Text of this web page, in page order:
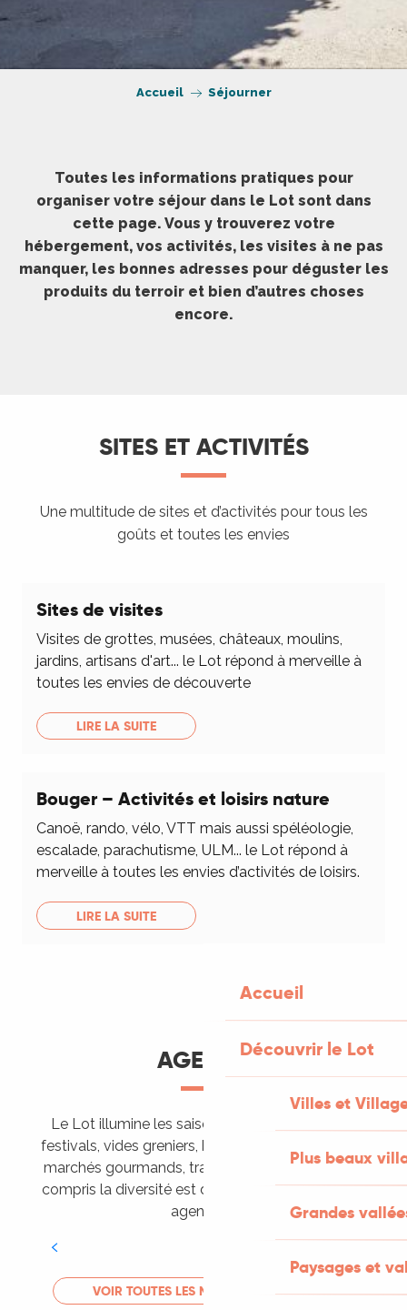
Accueil
Découvrir le Lot
Villes et
Plus beaux
Grandes
Paysages et
Accueil Séjourner
Toutes les informations pratiques pour
organiser votre séjour dans le Lot sont dans
cette page. Vous y trouverez votre
hébergement, vos activités, les visites à ne pas
manquer, les bonnes adresses pour déguster les
produits du terroir et bien d’autres choses
encore.
SITES ET ACTIVITÉS
Une multitude de sites et d’activités pour tous les
goûts et toutes les envies
Sites de visites
Visites de grottes, musées, châteaux, moulins,
jardins, artisans d'art... le Lot répond à merveille à
toutes les envies de découverte
LIRE LA SUITE
Bouger – Activités et loisirs nature
Canoë, rando, vélo, VTT mais aussi spéléologie,
escalade, parachutisme, ULM... le Lot répond à
merveille à toutes les envies d’activités de loisirs.
LIRE LA SUITE
AGENDA
Le Lot illumine les saisons de ses animations :
festivals, vides greniers, brocantes, fêtes votives,
marchés gourmands, trails sportifs… Vous l’aurez
compris la diversité est de mise, alors tous à vos
agendas !
LIRE LA SUITE
VOIR TOUTES LES MANIFESTATIONS